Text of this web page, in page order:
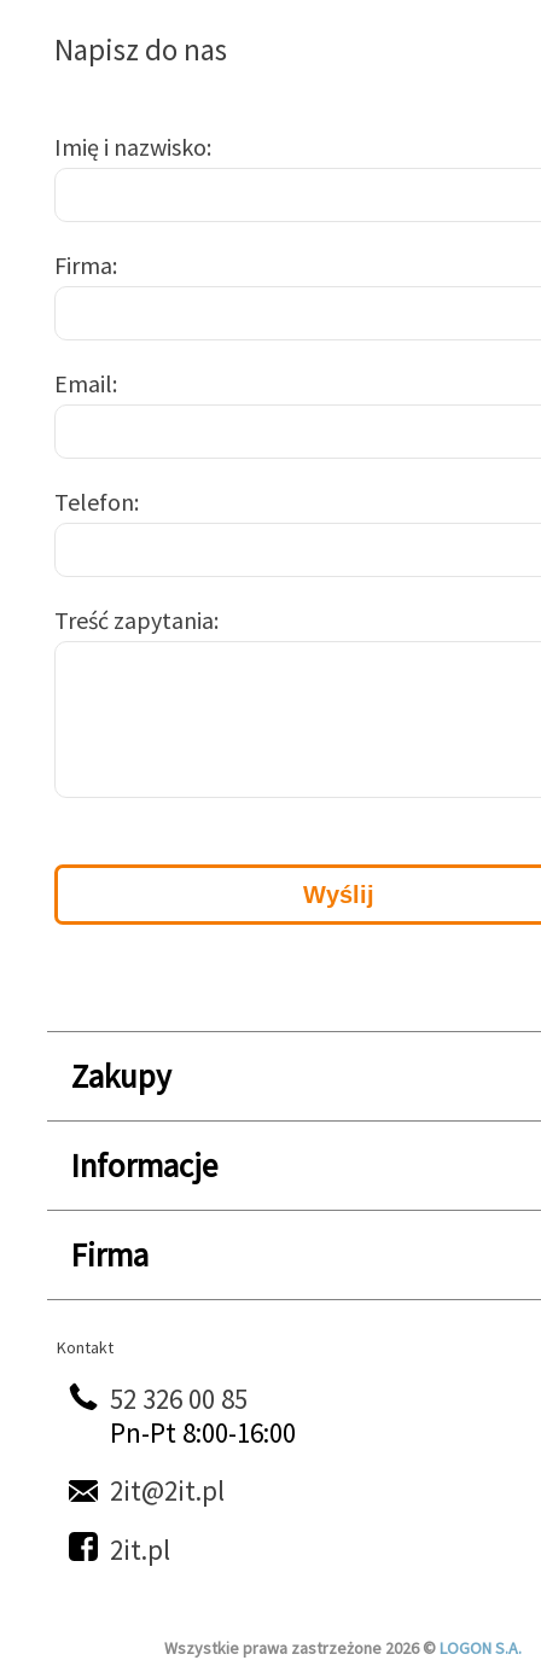
Napisz do nas
Imię i nazwisko
Firma
Email
Telefon
Treść zapytania
Zakupy
Informacje
Firma
Kontakt
Kontakt
52 326 00 85
Pn-Pt 8:00-16:00
2it@2it.pl
2it.pl
Wszystkie prawa zastrzeżone 2026 ©LOGON S.A.